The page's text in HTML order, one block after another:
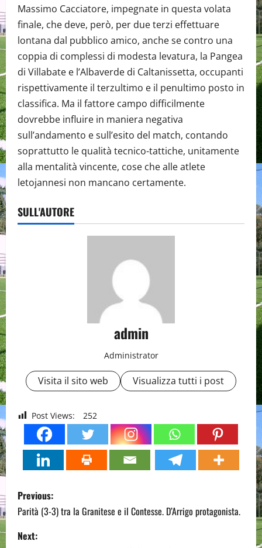
Massimo Cacciatore, impegnate in questa volata
finale, che deve, però, per due terzi effettuare
lontana dal pubblico amico, anche se contro una
coppia di complessi di modesta levatura, la Pangea
di Villabate e l’Albaverde di Caltanissetta, occupanti
rispettivamente il terzultimo e il penultimo posto in
classifica. Ma il fattore campo difficilmente
dovrebbe influire in maniera negativa
sull’andamento e sull’esito del match, contando
soprattutto le qualità tecnico-tattiche, unitamente
alla mentalità vincente, cose che alle atlete
letojannesi non mancano certamente.
SULL'AUTORE
admin
Administrator
Visita il sito web Visualizza tutti i post
Post Views: 252
P
o
s
Previous:
Parità (3-3) tra la Granitese e il Contesse. D’Arrigo protagonista.
Next: